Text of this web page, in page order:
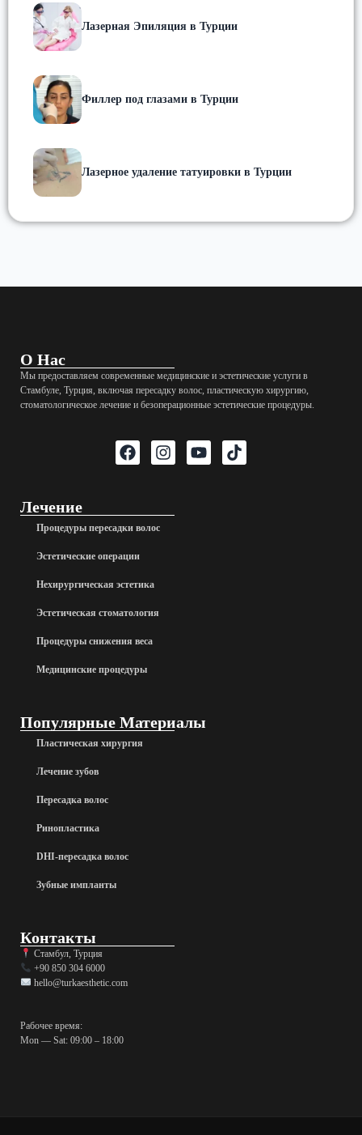
Лазерная Эпиляция в Турции
Филлер под глазами в Турции
Лазерное удаление татуировки в Турции
О Нас
Мы предоставляем современные медицинские и эстетические услуги в
Стамбуле, Турция, включая пересадку волос, пластическую хирургию,
стоматологическое лечение и безоперационные эстетические процедуры.
Лечение
Процедуры пересадки волос
Эстетические операции
Нехирургическая эстетика
Эстетическая стоматология
Процедуры снижения веса
Медицинские процедуры
Популярные Материалы
Пластическая хирургия
Лечение зубов
Пересадка волос
Ринопластика
DHI-пересадка волос
Зубные импланты
Контакты
Стамбул, Турция
+90 850 304 6000
hello@turkaesthetic.com
Рабочее время:
Mon — Sat: 09:00 – 18:00